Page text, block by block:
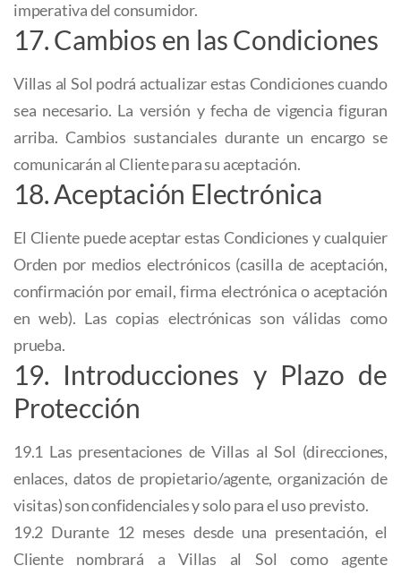
imperativa del consumidor.
17. Cambios en las Condiciones
Villas al Sol podrá actualizar estas Condiciones cuando
sea necesario. La versión y fecha de vigencia figuran
arriba. Cambios sustanciales durante un encargo se
comunicarán al Cliente para su aceptación.
18. Aceptación Electrónica
El Cliente puede aceptar estas Condiciones y cualquier
Orden por medios electrónicos (casilla de aceptación,
confirmación por email, firma electrónica o aceptación
en web). Las copias electrónicas son válidas como
prueba.
19. Introducciones y Plazo de
Protección
19.1 Las presentaciones de Villas al Sol (direcciones,
enlaces, datos de propietario/agente, organización de
visitas) son confidenciales y solo para el uso previsto.
19.2 Durante 12 meses desde una presentación, el
Cliente nombrará a Villas al Sol como agente